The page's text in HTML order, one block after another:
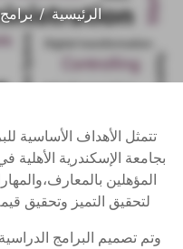
الرئيسية /
تتمثل الأهداف الأساسية
بجامعة الإسكندرية
المؤهلين
لتحقيق التميز وتحقيق
وتم تصميم البرامج